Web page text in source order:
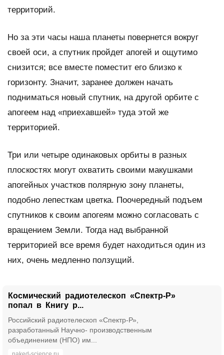
территорий.
Но за эти часы наша планеты повернется вокруг
своей оси, а спутник пройдет апогей и ощутимо
снизится; все вместе поместит его близко к
горизонту. Значит, заранее должен начать
подниматься новый спутник, на другой орбите с
апогеем над «приехавшей» туда этой же
территорией.
Три или четыре одинаковых орбиты в разных
плоскостях могут охватить своими макушками
апогейных участков полярную зону планеты,
подобно лепесткам цветка. Поочередный подъем
спутников к своим апогеям можно согласовать с
вращением Земли. Тогда над выбранной
территорией все время будет находиться один из
них, очень медленно ползущий.
Космический радиотелескоп «Спектр-Р»
попал в Книгу р...
Российский радиотелескоп «Спектр-Р»,
разработанный Научно- производственным
объединением (НПО) им...